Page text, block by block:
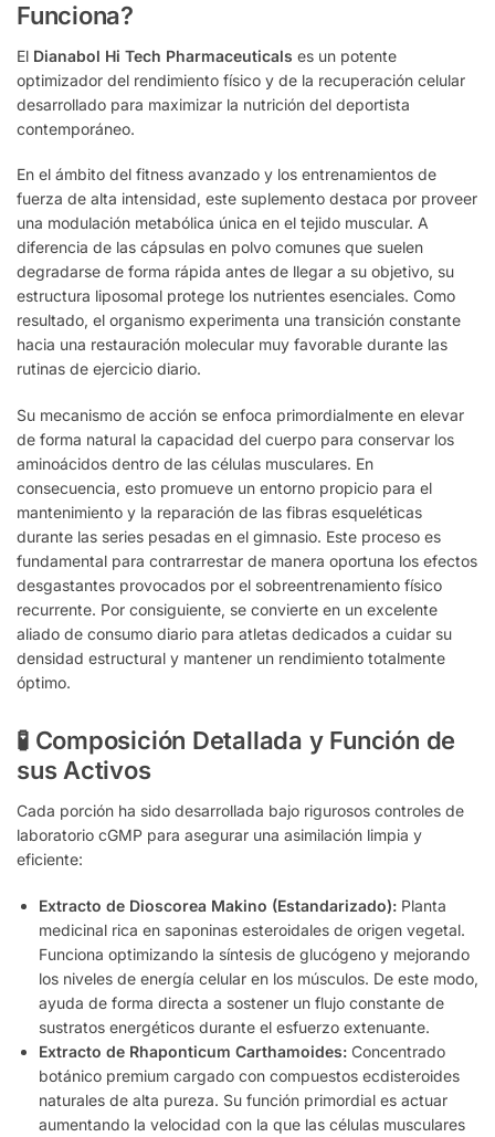
Funciona?
El Dianabol Hi Tech Pharmaceuticals es un potente
optimizador del rendimiento físico y de la recuperación celular
desarrollado para maximizar la nutrición del deportista
contemporáneo.
En el ámbito del fitness avanzado y los entrenamientos de
fuerza de alta intensidad, este suplemento destaca por proveer
una modulación metabólica única en el tejido muscular. A
diferencia de las cápsulas en polvo comunes que suelen
degradarse de forma rápida antes de llegar a su objetivo, su
estructura liposomal protege los nutrientes esenciales. Como
resultado, el organismo experimenta una transición constante
hacia una restauración molecular muy favorable durante las
rutinas de ejercicio diario.
Su mecanismo de acción se enfoca primordialmente en elevar
de forma natural la capacidad del cuerpo para conservar los
aminoácidos dentro de las células musculares. En
consecuencia, esto promueve un entorno propicio para el
mantenimiento y la reparación de las fibras esqueléticas
durante las series pesadas en el gimnasio. Este proceso es
fundamental para contrarrestar de manera oportuna los efectos
desgastantes provocados por el sobreentrenamiento físico
recurrente. Por consiguiente, se convierte en un excelente
aliado de consumo diario para atletas dedicados a cuidar su
densidad estructural y mantener un rendimiento totalmente
óptimo.
🧪 Composición Detallada y Función de
sus Activos
Cada porción ha sido desarrollada bajo rigurosos controles de
laboratorio cGMP para asegurar una asimilación limpia y
eficiente:
Extracto de Dioscorea Makino (Estandarizado): Planta
medicinal rica en saponinas esteroidales de origen vegetal.
Funciona optimizando la síntesis de glucógeno y mejorando
los niveles de energía celular en los músculos. De este modo,
ayuda de forma directa a sostener un flujo constante de
sustratos energéticos durante el esfuerzo extenuante.
Extracto de Rhaponticum Carthamoides: Concentrado
botánico premium cargado con compuestos ecdisteroides
naturales de alta pureza. Su función primordial es actuar
aumentando la velocidad con la que las células musculares